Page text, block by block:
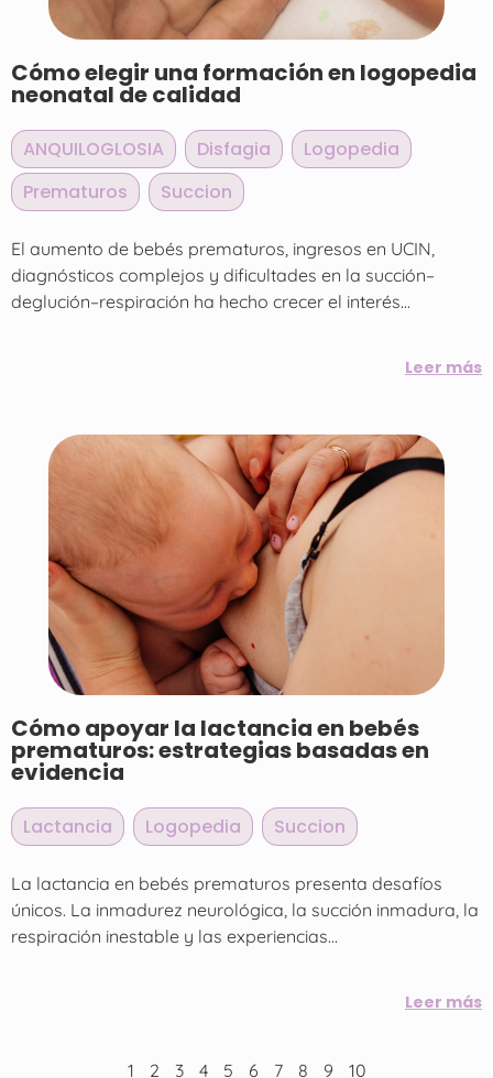
Cómo elegir una formación en logopedia
neonatal de calidad
ANQUILOGLOSIA Disfagia Logopedia
Prematuros
Succion
El aumento de bebés prematuros, ingresos en UCIN,
diagnósticos complejos y dificultades en la succión–
deglución–respiración ha hecho crecer el interés...
Leer más
Cómo apoyar la lactancia en bebés
prematuros: estrategias basadas en
evidencia
Lactancia Logopedia Succion
La lactancia en bebés prematuros presenta desafíos
únicos. La inmadurez neurológica, la succión inmadura, la
respiración inestable y las experiencias...
Leer más
1 2 3 4 5 6 7 8 9 10